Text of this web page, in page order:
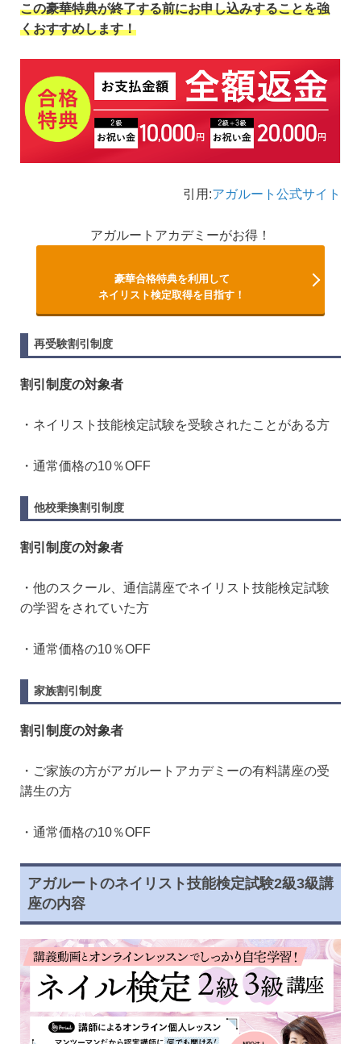
この豪華特典が終了する前にお申し込みすることを強
くおすすめします！
引用:アガルート公式サイト
アガルートアカデミーがお得！
豪華合格特典を利用して
ネイリスト検定取得を目指す！
再受験割引制度
割引制度の対象者
・ネイリスト技能検定試験を受験されたことがある方
・通常価格の10％OFF
他校乗換割引制度
割引制度の対象者
・他のスクール、通信講座でネイリスト技能検定試験
の学習をされていた方
・通常価格の10％OFF
家族割引制度
割引制度の対象者
・ご家族の方がアガルートアカデミーの有料講座の受
講生の方
・通常価格の10％OFF
アガルートのネイリスト技能検定試験2級3級講
座の内容